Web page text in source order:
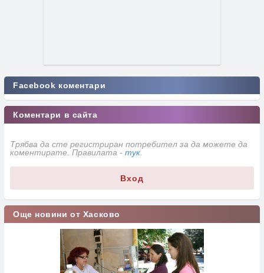
Facebook коментари
Коментари в сайта
Трябва да сте регистриран потребител за да можете да
коментирате. Правилата - тук
Вход
Още новини от Хасково